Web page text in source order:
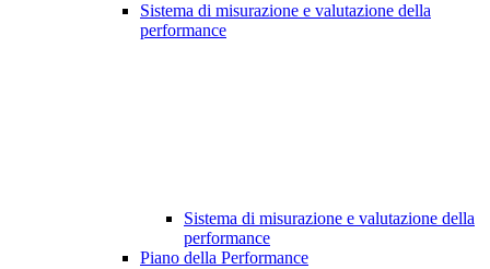
Sistema di misurazione e valutazione della
performance
Sistema di misurazione e valutazione della
performance
Piano della Performance